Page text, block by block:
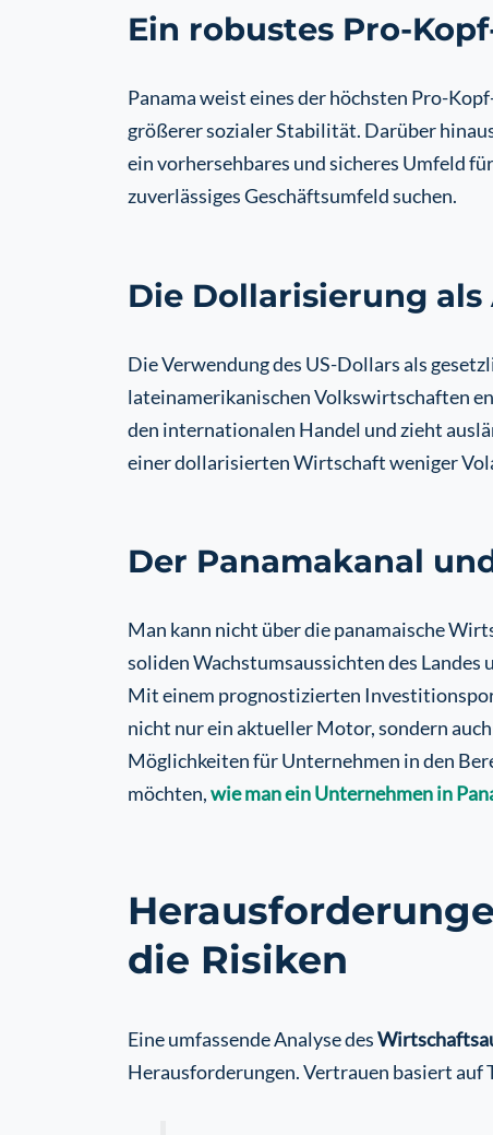
Ein robustes Pro-
Panama weist eines der höchsten Pro-
größerer sozialer Stabilität. Darüber
ein vorhersehbares und sicheres Umfeld
zuverlässiges Geschäftsumfeld suchen.
Die Dollarisierung
Die Verwendung des US-Dollars als
lateinamerikanischen Volkswirtschaften
den internationalen Handel und zieht
einer dollarisierten Wirtschaft weniger
Der Panamakanal
Man kann nicht über die panamaische
soliden Wachstumsaussichten des
Mit einem prognostizierten
nicht nur ein aktueller Motor, sondern
Möglichkeiten für Unternehmen in den
möchten,wie man ein Unternehmen in
die Risiken
Eine umfassende Analyse des
Herausforderungen. Vertrauen basiert auf